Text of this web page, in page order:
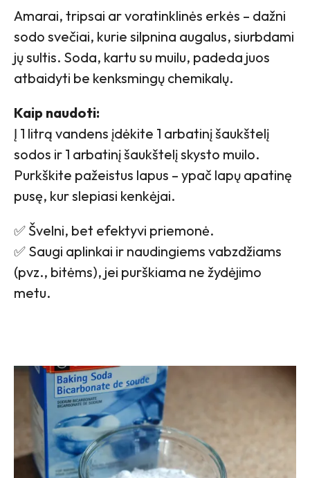
Amarai, tripsai ar voratinklinės erkės – dažni
sodo svečiai, kurie silpnina augalus, siurbdami
jų sultis. Soda, kartu su muilu, padeda juos
atbaidyti be kenksmingų chemikalų.
Kaip naudoti:
Į 1 litrą vandens įdėkite 1 arbatinį šaukštelį
sodos ir 1 arbatinį šaukštelį skysto muilo.
Purkškite pažeistus lapus – ypač lapų apatinę
pusę, kur slepiasi kenkėjai.
✅ Švelni, bet efektyvi priemonė.
✅ Saugi aplinkai ir naudingiems vabzdžiams
(pvz., bitėms), jei purškiama ne žydėjimo
metu.